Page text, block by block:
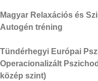
Magyar Relaxációs és
Autogén tréning
Tündérhegyi Európai
Operacionalizált
közép szint)